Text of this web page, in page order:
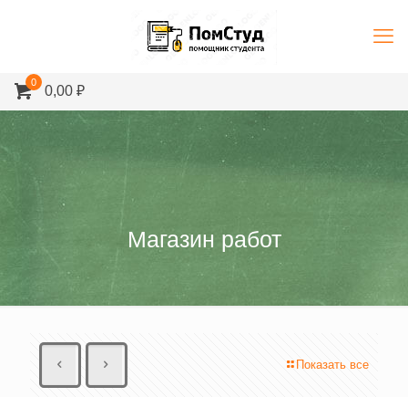
0
0,00 ₽
Магазин работ
Показать все